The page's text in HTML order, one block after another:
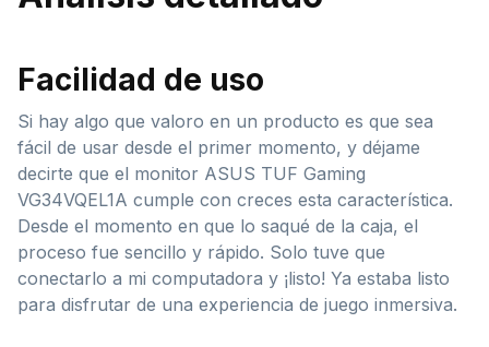
Facilidad de uso
Si hay algo que valoro en un producto es que sea
fácil de usar desde el primer momento, y déjame
decirte que el monitor ASUS TUF Gaming
VG34VQEL1A cumple con creces esta característica.
Desde el momento en que lo saqué de la caja, el
proceso fue sencillo y rápido. Solo tuve que
conectarlo a mi computadora y ¡listo! Ya estaba listo
para disfrutar de una experiencia de juego inmersiva.